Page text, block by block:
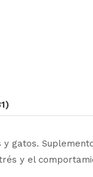
gatos.
y el